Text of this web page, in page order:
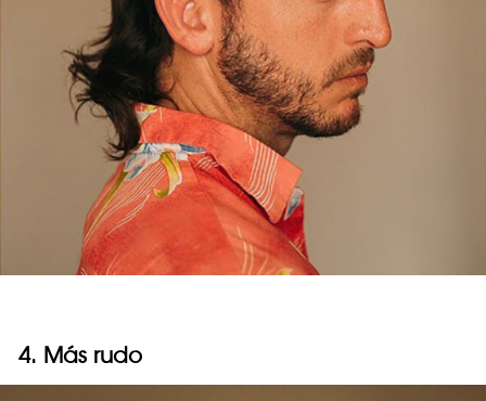
4. Más rudo